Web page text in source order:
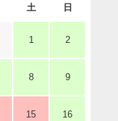
土 日
1 2
8 9
15 16